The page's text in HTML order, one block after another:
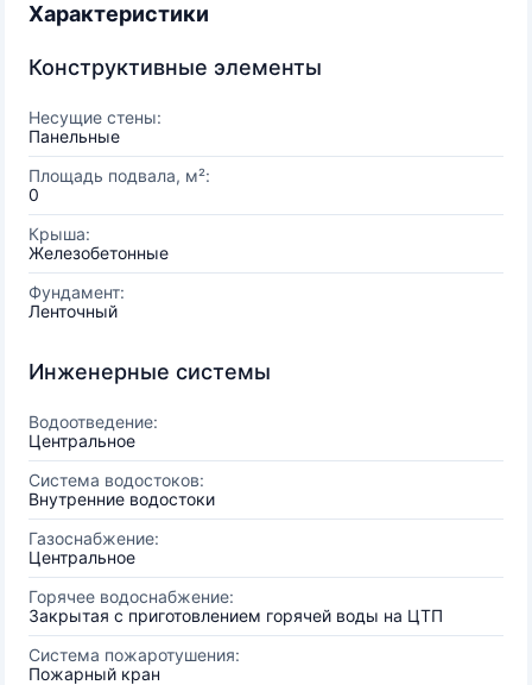
Характеристики
Конструктивные элементы
Несущие стены:
Панельные
Площадь подвала, м²:
0
Крыша:
Железобетонные
Фундамент:
Ленточный
Инженерные системы
Водоотведение:
Центральное
Система водостоков:
Внутренние водостоки
Газоснабжение:
Центральное
Горячее водоснабжение:
Закрытая с приготовлением горячей воды на ЦТП
Система пожаротушения:
Пожарный кран